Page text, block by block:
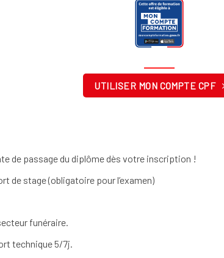
UTILISER MON COMPTE CPF
de passage du diplôme dès votre inscription !
de stage (obligatoire pour l’examen)
funéraire.
technique 5/7j.